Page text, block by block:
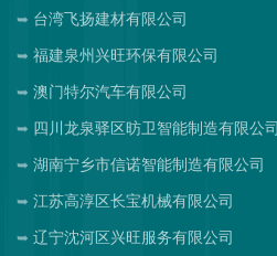
台湾飞扬建材有限公司
福建泉州兴旺环保有限公司
澳门特尔汽车有限公司
四川龙泉驿区昉卫智能制造有限公司
湖南宁乡市信诺智能制造有限公司
江苏高淳区长宝机械有限公司
辽宁沈河区兴旺服务有限公司